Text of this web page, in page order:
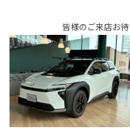
皆様のご来店お